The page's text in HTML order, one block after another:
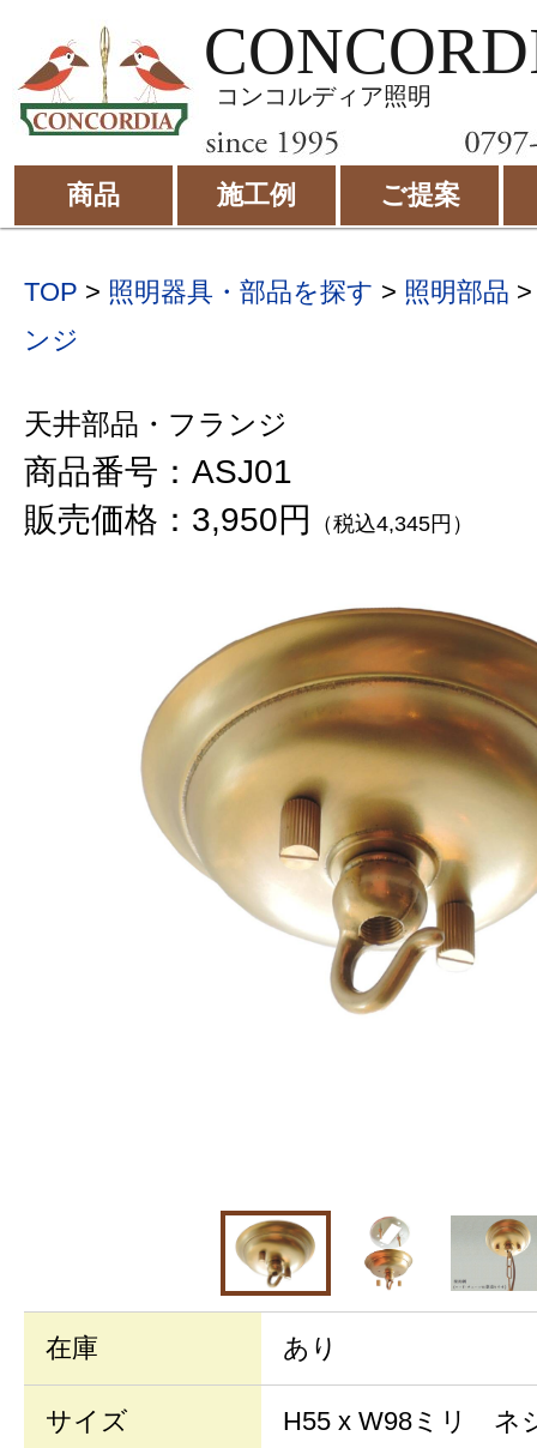
コンコルディア照明
商品 施工例 ご提案
TOP > 照明器具・部品を探す > 照明部品
ンジ
天井部品・フランジ
商品番号：ASJ01
販売価格：3,950円
（税込4,345円）
在庫 あり
サイズ
H55 x W98ミリ ネ